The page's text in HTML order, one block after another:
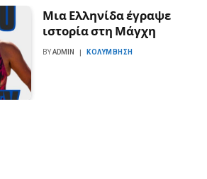
Μια Ελληνίδα έγραψε
ιστορία στη Μάγχη
BYADMIN ΚΟΛΎΜΒΗΣΗ